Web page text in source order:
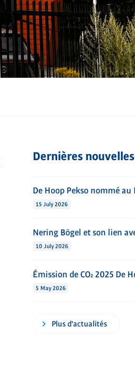
Dernières nouvelles
15 July 2026
10 July 2026
5 May 2026
Plus d'actualités